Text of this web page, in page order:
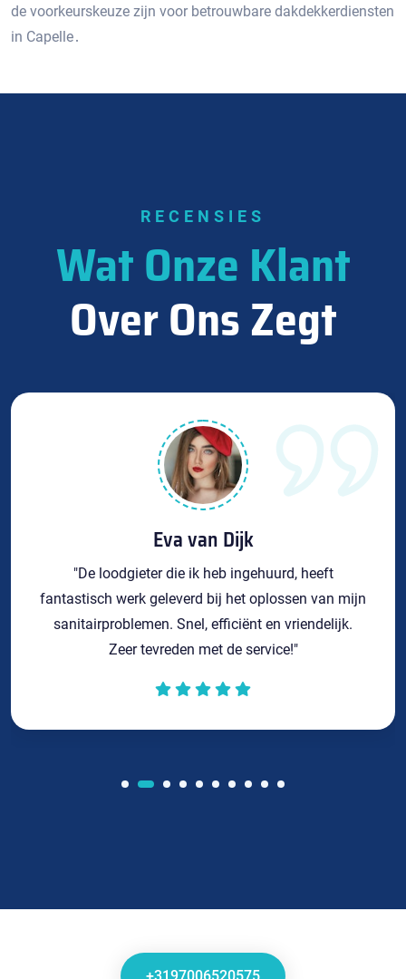
de voorkeurskeuze zijn voor betrouwbare dakdekkerdiensten
in Capelle․
RECENSIES
Wat Onze Klant
Over Ons Zegt
Eva van Dijk
"De loodgieter die ik heb ingehuurd, heeft
fantastisch werk geleverd bij het oplossen van mijn
sanitairproblemen. Snel, efficiënt en vriendelijk.
Zeer tevreden met de service!"